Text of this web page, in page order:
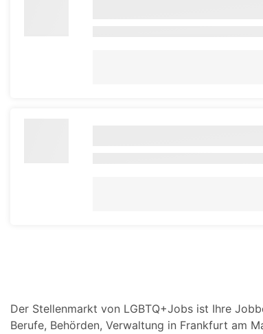
Der Stellenmarkt von LGBTQ+Jobs ist Ihre
Berufe, Behörden, Verwaltung in Frankfurt am